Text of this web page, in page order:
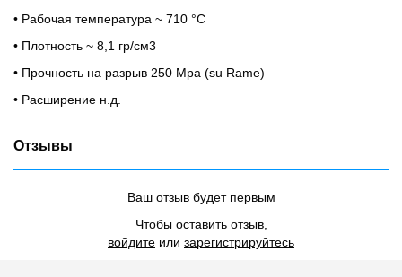
• Рабочая температура ~ 710 °C
• Плотность ~ 8,1 гр/см3
• Прочность на разрыв 250 Mpa (su Rame)
• Расширение н.д.
Отзывы
Ваш отзыв будет первым
Чтобы оставить отзыв,
войдите или зарегистрируйтесь